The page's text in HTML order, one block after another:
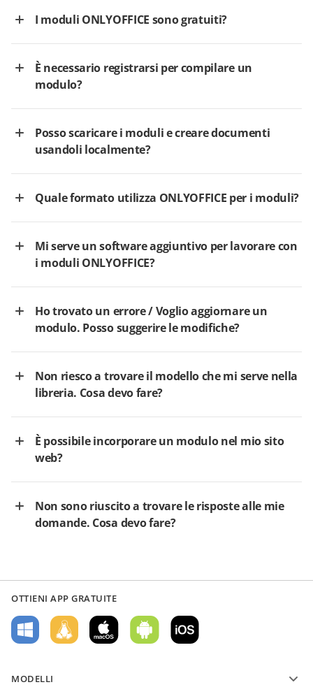
I moduli ONLYOFFICE sono gratuiti?
È necessario registrarsi per compilare un
modulo?
Posso scaricare i moduli e creare documenti
usandoli localmente?
Quale formato utilizza ONLYOFFICE per i moduli?
Mi serve un software aggiuntivo per lavorare con
i moduli ONLYOFFICE?
Ho trovato un errore / Voglio aggiornare un
modulo. Posso suggerire le modifiche?
Non riesco a trovare il modello che mi serve nella
libreria. Cosa devo fare?
È possibile incorporare un modulo nel mio sito
web?
Non sono riuscito a trovare le risposte alle mie
domande. Cosa devo fare?
OTTIENI APP GRATUITE
MODELLI